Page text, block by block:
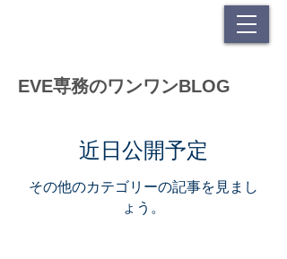
EVE専務のワンワンBLOG
近日公開予定
その他のカテゴリーの記事を見まし
ょう。